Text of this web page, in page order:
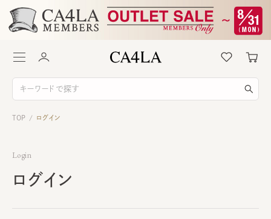
TOP / ログイン
Login
ログイン